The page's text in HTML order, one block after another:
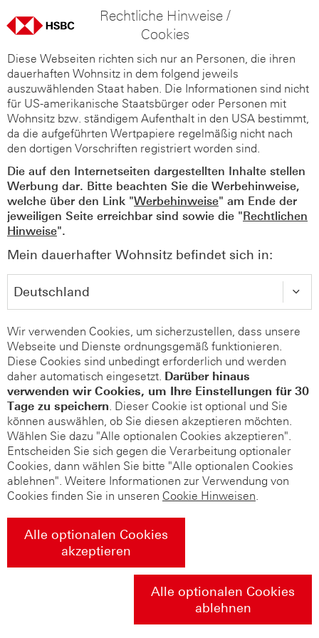
Rechtliche Hinweise /
Cookies
Diese Webseiten richten sich nur an Personen, die ihren
dauerhaften Wohnsitz in dem folgend jeweils
auszuwählenden Staat haben. Die Informationen sind nicht
für US-amerikanische Staatsbürger oder Personen mit
Wohnsitz bzw. ständigem Aufenthalt in den USA bestimmt,
da die aufgeführten Wertpapiere regelmäßig nicht nach
den dortigen Vorschriften registriert worden sind.
Die auf den Internetseiten dargestellten Inhalte stellen
Werbung dar. Bitte beachten Sie die Werbehinweise,
welche über den Link "Werbehinweise" am Ende der
jeweiligen Seite erreichbar sind sowie die "Rechtlichen
Hinweise".
Mein dauerhafter Wohnsitz befindet sich in:
Wir verwenden Cookies, um sicherzustellen, dass unsere
Webseite und Dienste ordnungsgemäß funktionieren.
Diese Cookies sind unbedingt erforderlich und werden
daher automatisch eingesetzt. Darüber hinaus
verwenden wir Cookies, um Ihre Einstellungen für 30
Tage zu speichern. Dieser Cookie ist optional und Sie
können auswählen, ob Sie diesen akzeptieren möchten.
Wählen Sie dazu "Alle optionalen Cookies akzeptieren".
Entscheiden Sie sich gegen die Verarbeitung optionaler
Cookies, dann wählen Sie bitte "Alle optionalen Cookies
ablehnen". Weitere Informationen zur Verwendung von
Cookies finden Sie in unseren Cookie Hinweisen.
Alle optionalen Cookies
akzeptieren
Alle optionalen Cookies
ablehnen